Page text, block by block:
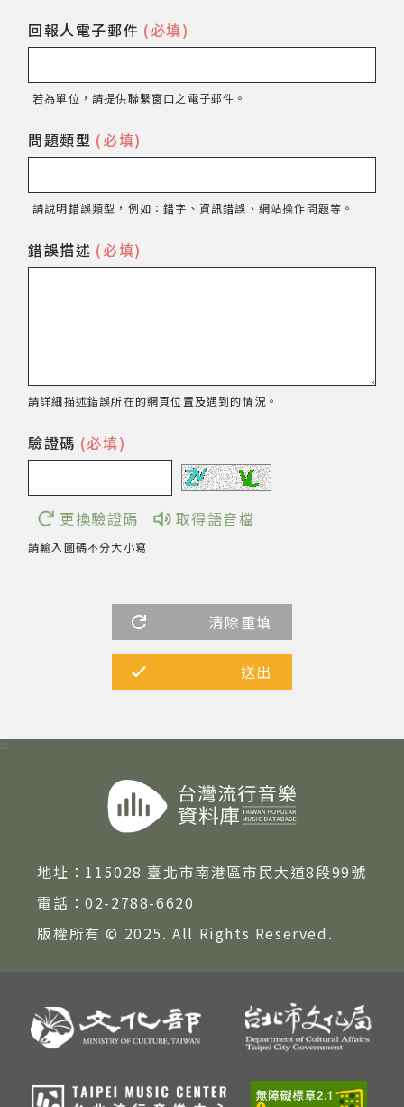
回報人電子郵件 (必填)
若為單位，請提供聯繫窗口之電子郵件。
問題類型 (必填)
請說明錯誤類型，例如：錯字、資訊錯誤、網站操作問題等。
錯誤描述 (必填)
請詳細描述錯誤所在的網頁位置及遇到的情況。
驗證碼 (必填)
更換驗證碼 取得語音檔
請輸入圖碼不分大小寫
清除重填
送出
:::
地址： 115028 臺北市南港區市民大道8段99號
電話：02-2788-6620
版權所有 © 2025. All Rights Reserved.
音樂空間
音樂獎項
組織協會
曲目統計表
臺北流行音樂中心